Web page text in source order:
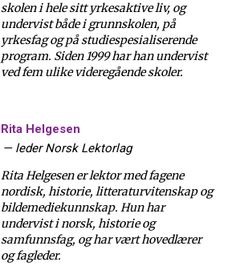
skolen i hele sitt yrkesaktive liv, og
undervist både i grunnskolen, på
yrkesfag og på studiespesialiserende
program. Siden 1999 har han undervist
ved fem ulike videregående skoler.
Rita Helgesen
— leder Norsk Lektorlag
Rita Helgesen er lektor med fagene
nordisk, historie, litteraturvitenskap og
bildemediekunnskap. Hun har
undervist i norsk, historie og
samfunnsfag, og har vært hovedlærer
og fagleder.